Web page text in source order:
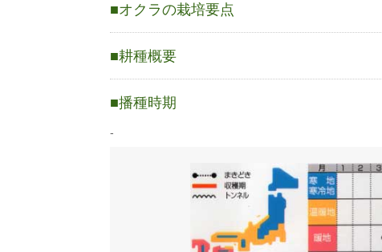
オクラの栽培要点
〇発芽適温25〜30℃
○発芽適温と生育適温がともに高く汗ばむ気候になら
○乾燥には強いが過湿には弱いので耕土が深く排水性
耕種概要
2条
800〜1000株
播種時期
-